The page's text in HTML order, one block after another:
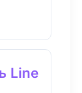
Line